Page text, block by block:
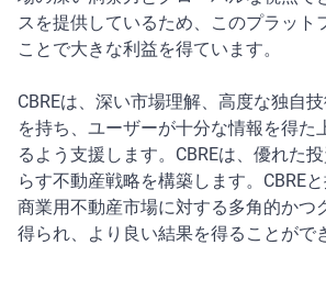
スを提供しているため、このプラット
ことで大きな利益を得ています。
CBREは、深い市場理解、高度な独自
を持ち、ユーザーが十分な情報を得た
るよう支援します。CBREは、優れた
らす不動産戦略を構築します。CBREと
商業用不動産市場に対する多角的かつ
得られ、より良い結果を得ることがで